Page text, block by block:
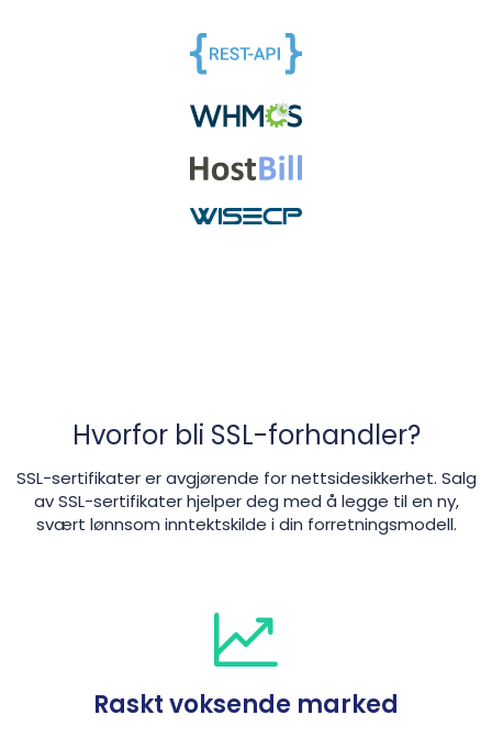
Hvorfor bli SSL-forhandler?
SSL-sertifikater er avgjørende for nettsidesikkerhet. Salg
av SSL-sertifikater hjelper deg med å legge til en ny,
svært lønnsom inntektskilde i din forretningsmodell.
Raskt voksende marked